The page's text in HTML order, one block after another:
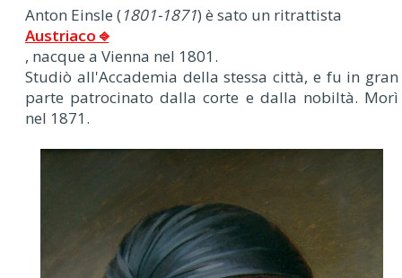
Anton Einsle (1801-1871) è sato un ritrattista
Austriaco ⎆
, nacque a Vienna nel 1801.
Studiò all'Accademia della stessa città, e fu in gran
parte patrocinato dalla corte e dalla nobiltà. Morì
nel 1871.